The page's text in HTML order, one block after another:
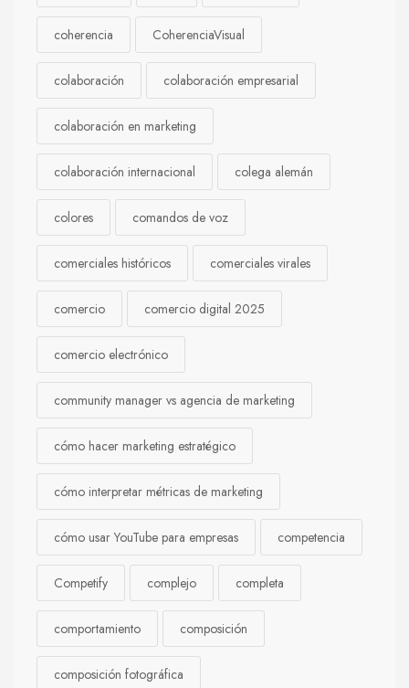
coherencia CoherenciaVisual
colaboración colaboración empresarial
colaboración en marketing
colaboración internacional colega alemán
colores comandos de voz
comerciales históricos comerciales virales
comercio comercio digital 2025
comercio electrónico
community manager vs agencia de marketing
cómo hacer marketing estratégico
cómo interpretar métricas de marketing
cómo usar YouTube para empresas competencia
Competify complejo completa
comportamiento composición
composición fotográfica